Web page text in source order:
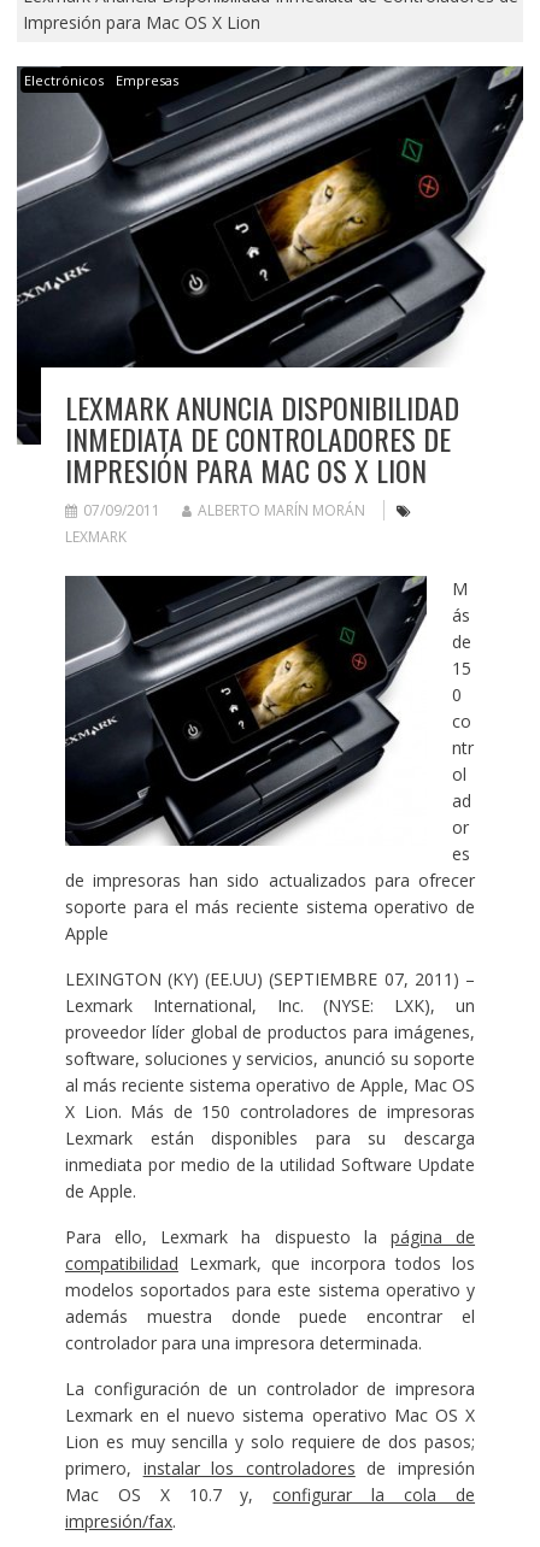
Impresión para Mac OS X Lion
Electrónicos Empresas
LEXMARK ANUNCIA DISPONIBILIDAD
INMEDIATA DE CONTROLADORES DE
IMPRESIÓN PARA MAC OS X LION
07/09/2011
ALBERTO MARÍN MORÁN
LEXMARK
M
ás
de
15
0
co
ntr
ol
ad
or
es
de impresoras han sido actualizados para ofrecer
soporte para el más reciente sistema operativo de
Apple
LEXINGTON (KY) (EE.UU) (SEPTIEMBRE 07, 2011) –
Lexmark International, Inc. (NYSE: LXK), un
proveedor líder global de productos para imágenes,
software, soluciones y servicios, anunció su soporte
al más reciente sistema operativo de Apple, Mac OS
X Lion. Más de 150 controladores de impresoras
Lexmark están disponibles para su descarga
inmediata por medio de la utilidad Software Update
de Apple.
Para ello, Lexmark ha dispuesto la página de
compatibilidad Lexmark, que incorpora todos los
modelos soportados para este sistema operativo y
además muestra donde puede encontrar el
controlador para una impresora determinada.
La configuración de un controlador de impresora
Lexmark en el nuevo sistema operativo Mac OS X
Lion es muy sencilla y solo requiere de dos pasos;
primero, instalar los controladores de impresión
Mac OS X 10.7 y,configurar la cola de
impresión/fax.